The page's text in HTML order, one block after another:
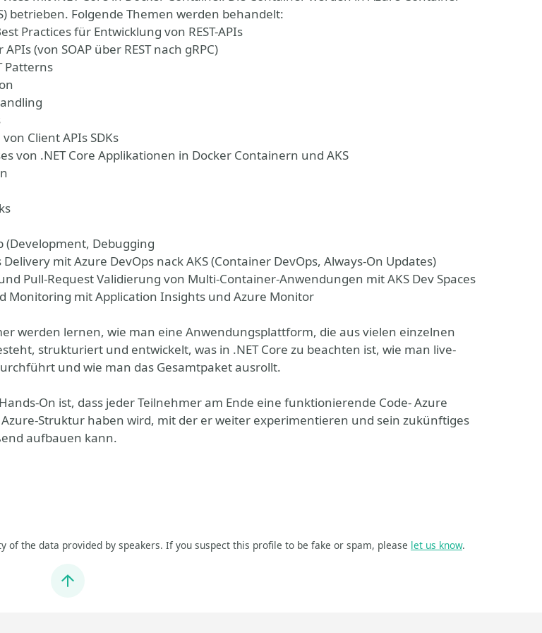
betrieben. Folgende Themen werden behandelt:
Practices für Entwicklung von REST-APIs
(von SOAP über REST nach gRPC)
Patterns
Client APIs SDKs
von .NET Core Applikationen in Docker Containern und AKS
(Development, Debugging
mit Azure DevOps nack AKS (Container DevOps, Always-On Updates)
Pull-Request Validierung von Multi-Container-Anwendungen mit AKS Dev Spaces
Monitoring mit Application Insights und Azure Monitor
werden lernen, wie man eine Anwendungsplattform, die aus vielen einzelnen
strukturiert und entwickelt, was in .NET Core zu beachten ist, wie man live-
und wie man das Gesamtpaket ausrollt.
On ist, dass jeder Teilnehmer am Ende eine funktionierende Code- Azure
Azure-Struktur haben wird, mit der er weiter experimentieren und sein zukünftiges
aufbauen kann.
the data provided by speakers. If you suspect this profile to be fake or spam, please let us know.
Jump to top